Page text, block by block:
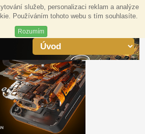
služeb, personalizaci reklam a analýze
Používáním tohoto webu s tím souhlasíte.
Rozumím